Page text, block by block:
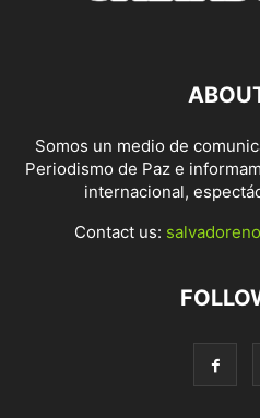
Somos un medio de
Periodismo de Paz e
internacional,
Contact us: